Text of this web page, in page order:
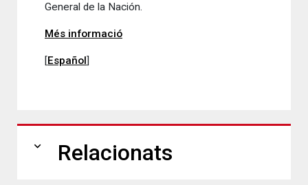
General de la Nación.
Més informació
[Español]
expand_more Relacionats